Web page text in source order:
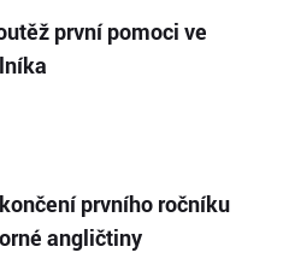
první pomoci ve
prvního ročníku
angličtiny